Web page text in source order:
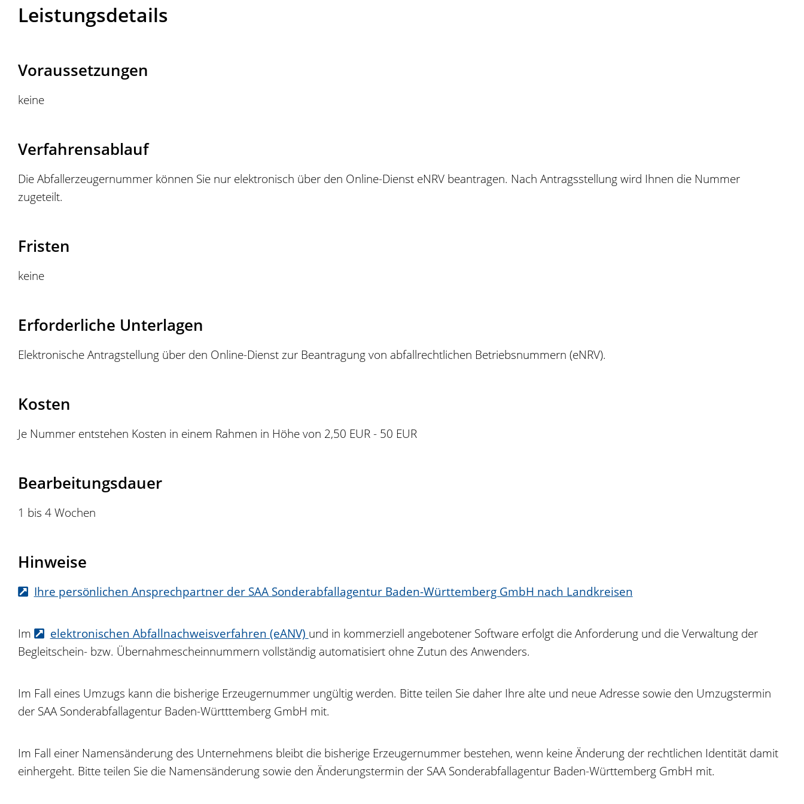
Leistungsdetails
Voraussetzungen
keine
Verfahrensablauf
Die Abfallerzeugernummer können Sie nur elektronisch über den Online-Dienst eNRV beantragen. Nach Antragsstellung wird Ihnen die Nummer
zugeteilt.
Fristen
keine
Erforderliche Unterlagen
Elektronische Antragstellung über den Online-Dienst zur Beantragung von abfallrechtlichen Betriebsnummern (eNRV).
Kosten
Je Nummer entstehen Kosten in einem Rahmen in Höhe von 2,50 EUR - 50 EUR
Bearbeitungsdauer
1 bis 4 Wochen
Hinweise
Ihre persönlichen Ansprechpartner der SAA Sonderabfallagentur Baden-Württemberg GmbH nach Landkreisen
Im elektronischen Abfallnachweisverfahren (eANV) und in kommerziell angebotener Software erfolgt die Anforderung und die Verwaltung der
Begleitschein- bzw. Übernahmescheinnummern vollständig automatisiert ohne Zutun des Anwenders.
Im Fall eines Umzugs kann die bisherige Erzeugernummer ungültig werden. Bitte teilen Sie daher Ihre alte und neue Adresse sowie den Umzugstermin
der SAA Sonderabfallagentur Baden-Württtemberg GmbH mit.
Im Fall einer Namensänderung des Unternehmens bleibt die bisherige Erzeugernummer bestehen, wenn keine Änderung der rechtlichen Identität damit
einhergeht. Bitte teilen Sie die Namensänderung sowie den Änderungstermin der SAA Sonderabfallagentur Baden-Württemberg GmbH mit.